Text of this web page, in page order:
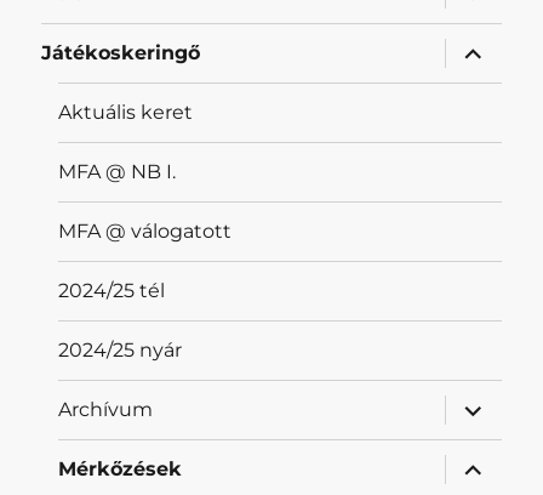
Játékoskeringő
almenü
Aktuális keret
MFA @ NB I.
MFA @ válogatott
2024/25 tél
2024/25 nyár
Archívum
almenü
Mérkőzések
almenü